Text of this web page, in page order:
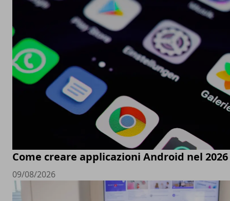
Come creare applicazioni Android nel 2026
09/08/2026